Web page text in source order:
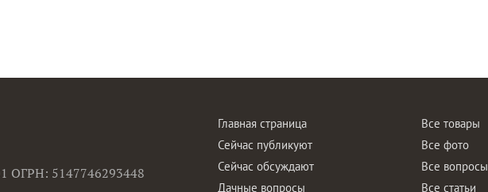
ОГРН: 5147746293448
Главная страница
Сейчас публикуют
Сейчас обсуждают
Дачные вопросы
Все товары
Все фото
Все вопросы
Все статьи